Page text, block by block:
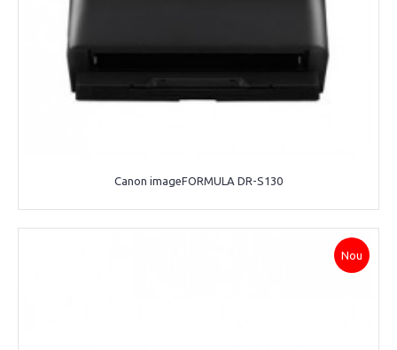
Canon imageFORMULA DR-S130
Nou